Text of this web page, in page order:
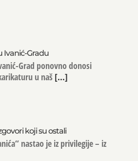
Ivanić-Gradu
Grad ponovno donosi
u naš [...]
koji su ostali
nastao je iz privilegije – iz